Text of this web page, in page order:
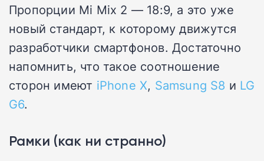
Пропорции Mi Mix 2 — 18:9, а это уже
новый стандарт, к которому движутся
разработчики смартфонов. Достаточно
напомнить, что такое соотношение
сторон имеют iPhone X, Samsung S8 и LG
G6.
Рамки (как ни странно)